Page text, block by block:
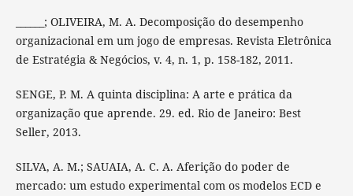
______; OLIVEIRA, M. A. Decomposição do desempenho
organizacional em um jogo de empresas. Revista Eletrônica
de Estratégia & Negócios, v. 4, n. 1, p. 158-182, 2011.
SENGE, P. M. A quinta disciplina: A arte e prática da
organização que aprende. 29. ed. Rio de Janeiro: Best
Seller, 2013.
SILVA, A. M.; SAUAIA, A. C. A. Aferição do poder de
mercado: um estudo experimental com os modelos ECD e